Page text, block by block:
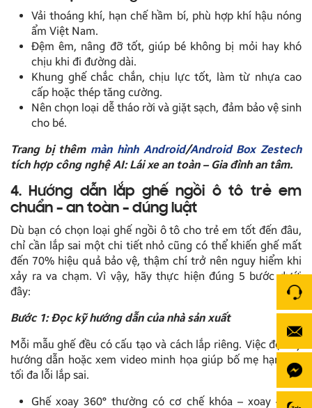
Vải thoáng khí, hạn chế hầm bí, phù hợp khí hậu nóng
ẩm Việt Nam.
Đệm êm, nâng đỡ tốt, giúp bé không bị mỏi hay khó
chịu khi đi đường dài.
Khung ghế chắc chắn, chịu lực tốt, làm từ nhựa cao
cấp hoặc thép tăng cường.
Nên chọn loại dễ tháo rời và giặt sạch, đảm bảo vệ sinh
cho bé.
Trang bị thêm màn hình Android/Android Box Zestech
tích hợp công nghệ AI: Lái xe an toàn – Gia đình an tâm.
4. Hướng dẫn lắp ghế ngồi ô tô trẻ em
chuẩn – an toàn – đúng luật
Dù bạn có chọn loại ghế ngồi ô tô cho trẻ em tốt đến đâu,
chỉ cần lắp sai một chi tiết nhỏ cũng có thể khiến ghế mất
đến 70% hiệu quả bảo vệ, thậm chí trở nên nguy hiểm khi
xảy ra va chạm. Vì vậy, hãy thực hiện đúng 5 bước dưới
đây:
Bước 1: Đọc kỹ hướng dẫn của nhà sản xuất
Mỗi mẫu ghế đều có cấu tạo và cách lắp riêng. Việc đọc kỹ
hướng dẫn hoặc xem video minh họa giúp bố mẹ hạn chế
tối đa lỗi lắp sai.
Ghế xoay 360° thường có cơ chế khóa – xoay – đổi